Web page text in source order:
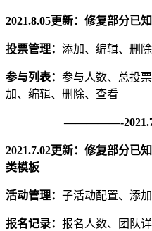
2021.8.05更新：修复部分已
投票管理： 添加、编辑、删
参与列表： 参与人数、总投
加、编辑、删除、查看
—————-
2021.7.02更新：修复部分已
类模板
活动管理： 子活动配置、添
报名记录： 报名人数、团队